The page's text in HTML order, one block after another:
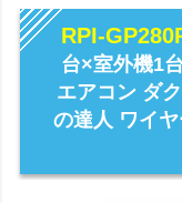
RPI-
台×室外機1
エアコン ダ
の達人 ワイ